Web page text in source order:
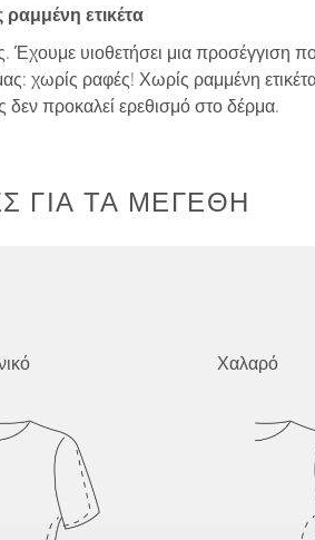
ετικέτα
υιοθετήσει μια προσέγγιση
χωρίς ραφές! Χωρίς ραμμένη
δεν προκαλεί ερεθισμό στο δέρμα.
ΓΙΑ ΤΑ ΜΕΓΈΘΗ
Χαλαρό